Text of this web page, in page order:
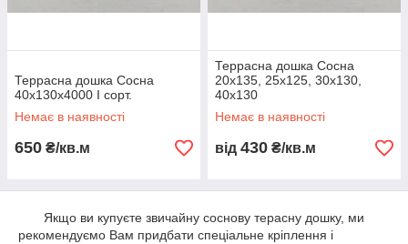
Террасна дошка Сосна
40х130х4000 І сорт.
Немає в наявності
650 ₴/кв.м
Террасна дошка Сосна
20х135, 25х125, 30х130,
40х130
Немає в наявності
від 430 ₴/кв.м
Якщо ви купуєте звичайну соснову терасну дошку, ми
рекомендуємо Вам придбати спеціальне кріплення і